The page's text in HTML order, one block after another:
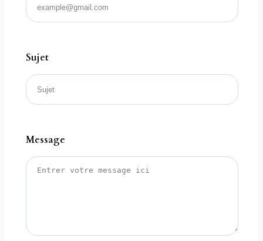
Sujet
Message